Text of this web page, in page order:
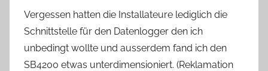
Vergessen hatten die Installateure lediglich die
Schnittstelle für den Datenlogger den ich
unbedingt wollte und ausserdem fand ich den
SB4200 etwas unterdimensioniert. (Reklamation